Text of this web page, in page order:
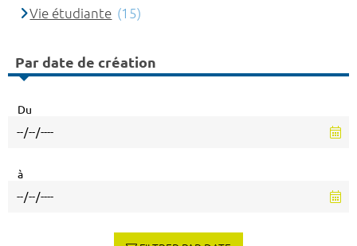
Vie étudiante (15)
Par date de création
Du
à